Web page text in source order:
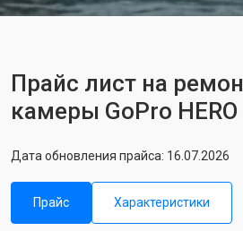
Прайс лист на
камеры GoPro HERO
Дата обновления прайса: 16.07.2026
Прайс Характеристики